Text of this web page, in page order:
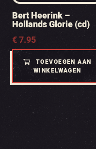
Bert Heerink –
Hollands Glorie (cd)
€7.95
TOEVOEGEN AAN
WINKELWAGEN